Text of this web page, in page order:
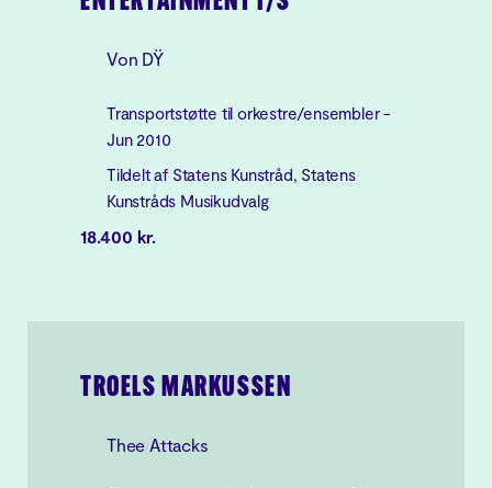
Von DŸ
Transportstøtte til orkestre/ensembler -
Jun 2010
Tildelt af Statens Kunstråd, Statens
Kunstråds Musikudvalg
18.400 kr.
TROELS MARKUSSEN
Thee Attacks